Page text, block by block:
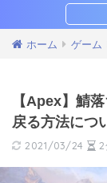
ホーム ゲーム
【Apex】鯖
戻る方法につ
2021/03/24 2